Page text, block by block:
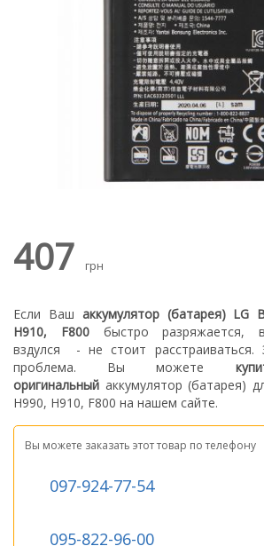
407 грн
Если Ваш аккумулятор (батарея) LG
H910, F800быстро разряжается,
вздулся
- не стоит расстраиваться.
проблема. Вы можете
оригинальный аккумулятор (батарея)
H990, H910, F800 на нашем сайте.
Вы можете заказать этот товар по телефону
097-924-77-54
095-822-96-00